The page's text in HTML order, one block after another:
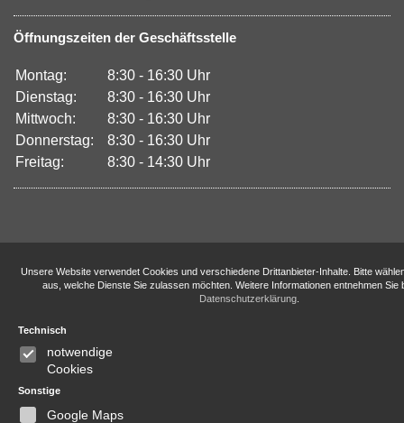
Öffnungszeiten der Geschäftsstelle
Montag:
8:30 - 16:30 Uhr
Dienstag:
8:30 - 16:30 Uhr
Mittwoch:
8:30 - 16:30 Uhr
Donnerstag:
8:30 - 16:30 Uhr
Freitag:
8:30 - 14:30 Uhr
Unsere Website verwendet Cookies und verschiedene Drittanbieter-Inhalte. Bitte
aus, welche Dienste Sie zulassen möchten. Weitere Informationen entnehmen Sie
Datenschutzerklärung.
Technisch
notwendige
Cookies
Sonstige
Google Maps